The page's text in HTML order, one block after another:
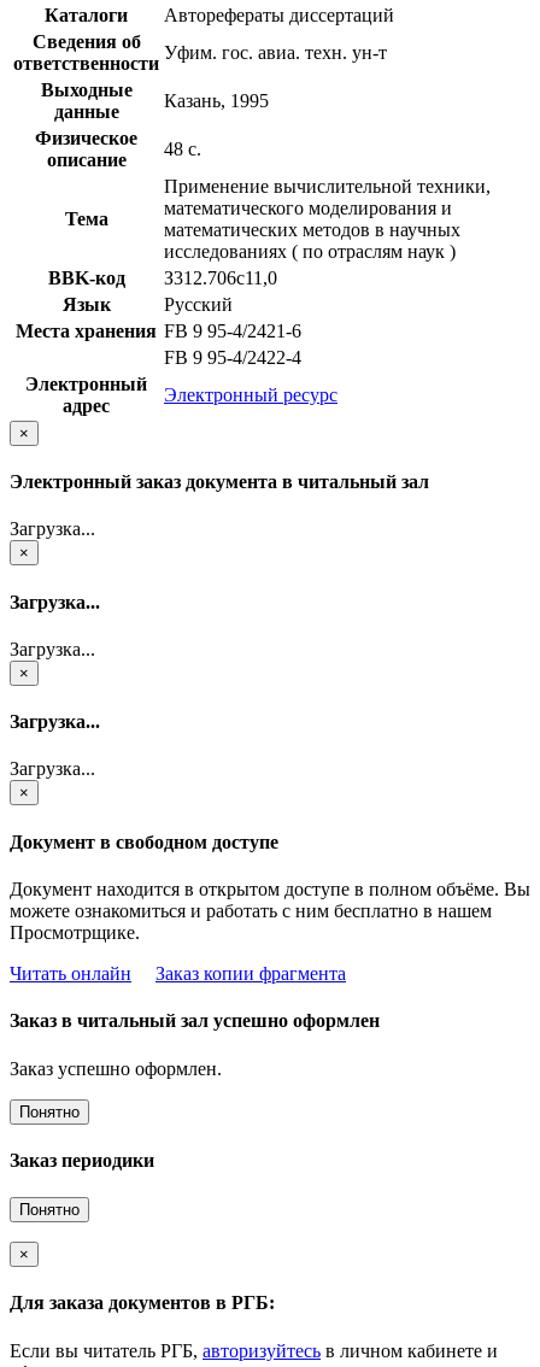
Каталоги
Авторефераты диссертаций
Сведения об
ответственности
Уфим. гос. авиа. техн. ун-т
Выходные
данные
Казань, 1995
Физическое
описание
48 с.
Тема
Применение вычислительной техники,
математического моделирования и
математических методов в научных
исследованиях ( по отраслям наук )
BBK-код
З312.706с11,0
Язык
Русский
Места хранения FB 9 95-4/2421-6
FB 9 95-4/2422-4
Электронный
адрес
Электронный ресурс
×
Электронный заказ документа в читальный зал
Загрузка...
×
Загрузка...
Загрузка...
×
Загрузка...
Загрузка...
×
Документ в свободном доступе
Документ находится в открытом доступе в полном объёме. Вы
можете ознакомиться и работать с ним бесплатно в нашем
Просмотрщике.
Читать онлайн
Заказ копии фрагмента
Заказ в читальный зал успешно оформлен
Заказ успешно оформлен.
Понятно
Заказ периодики
Понятно
×
Для заказа документов в РГБ:
Если вы читатель РГБ, авторизуйтесь в личном кабинете и